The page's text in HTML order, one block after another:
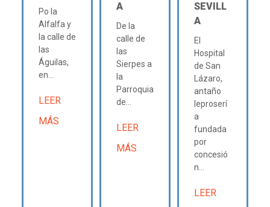
Po la
Alfalfa y
la calle de
las
Águilas,
en...
LEER
MÁS
A
De la
calle de
las
Sierpes a
la
Parroquia
de...
LEER
MÁS
SEVILL
A
El
Hospital
de San
Lázaro,
antaño
leproserí
a
fundada
por
concesió
n...
LEER